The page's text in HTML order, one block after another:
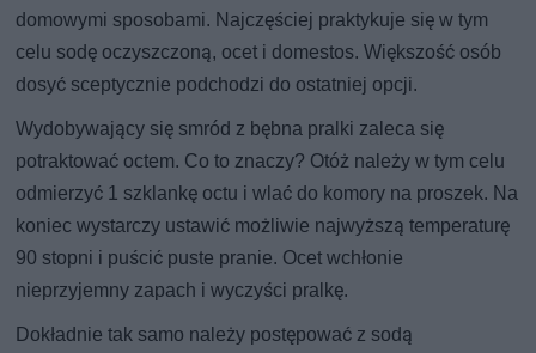
domowymi sposobami. Najczęściej praktykuje się w tym
celu sodę oczyszczoną, ocet i domestos. Większość osób
dosyć sceptycznie podchodzi do ostatniej opcji.
Wydobywający się smród z bębna pralki zaleca się
potraktować octem. Co to znaczy? Otóż należy w tym celu
odmierzyć 1 szklankę octu i wlać do komory na proszek. Na
koniec wystarczy ustawić możliwie najwyższą temperaturę
90 stopni i puścić puste pranie. Ocet wchłonie
nieprzyjemny zapach i wyczyści pralkę.
Dokładnie tak samo należy postępować z sodą